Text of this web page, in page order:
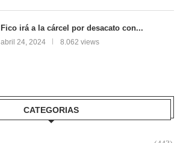
Fico irá a la cárcel por desacato con...
abril 24, 2024 8.062 views
CATEGORIAS